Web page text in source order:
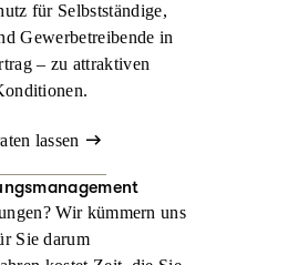
für Selbstständige,
Gewerbetreibende in
– zu attraktiven
lassen
Wir kümmern uns
Sie darum